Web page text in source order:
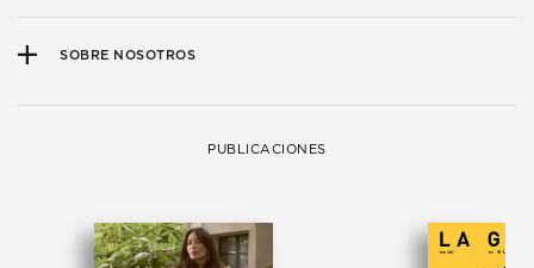
SOBRE NOSOTROS
PUBLICACIONES